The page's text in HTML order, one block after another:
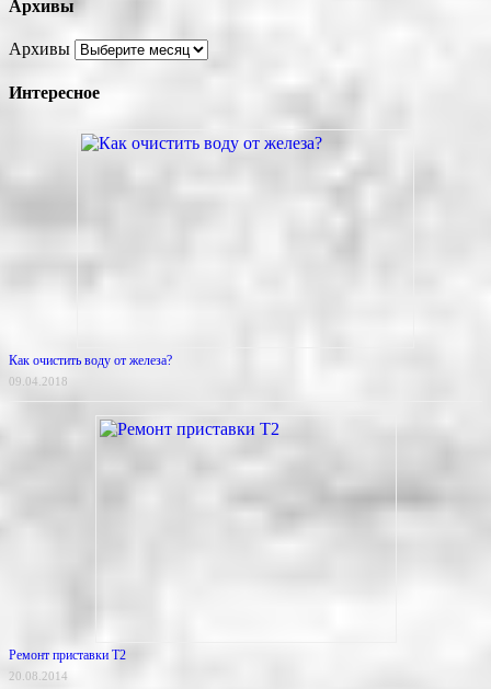
Архивы
Архивы
Интересное
Как очистить воду от железа?
09.04.2018
Ремонт приставки Т2
20.08.2014